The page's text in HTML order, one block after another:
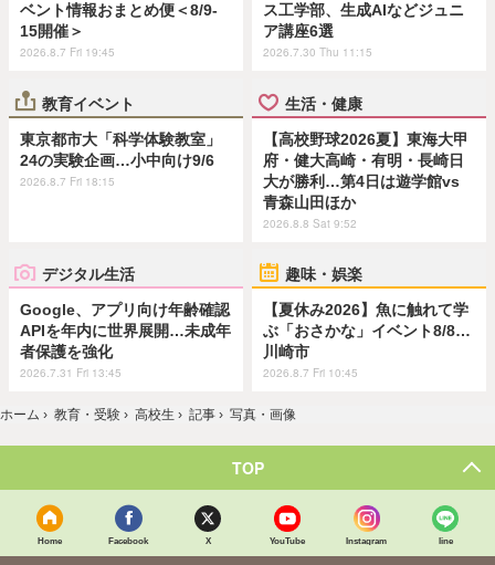
ベント情報おまとめ便＜8/9-
15開催＞
2026.8.7 Fri 19:45
ス工学部、生成AIなどジュニ
ア講座6選
2026.7.30 Thu 11:15
教育イベント
東京都市大「科学体験教室」
24の実験企画…小中向け9/6
2026.8.7 Fri 18:15
生活・健康
【高校野球2026夏】東海大甲
府・健大高崎・有明・長崎日
大が勝利…第4日は遊学館vs
青森山田ほか
2026.8.8 Sat 9:52
デジタル生活
Google、アプリ向け年齢確認
APIを年内に世界展開…未成年
者保護を強化
2026.7.31 Fri 13:45
趣味・娯楽
【夏休み2026】魚に触れて学
ぶ「おさかな」イベント8/8…
川崎市
2026.8.7 Fri 10:45
ホーム › 教育・受験 › 高校生 › 記事 › 写真・画像
TOP
Home Facebook X YouTube Instagram line